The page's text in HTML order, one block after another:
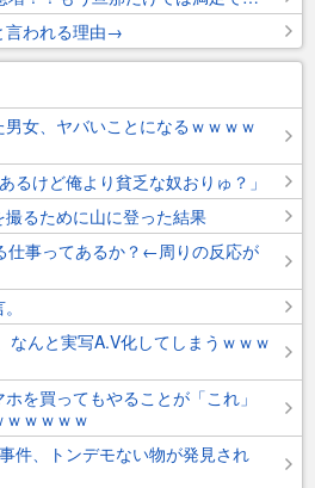
言われる理由→
女、ヤバいことになるｗｗｗｗ
るけど俺より貧乏な奴おりゅ？」
るために山に登った結果
仕事ってあるか？←周りの反応が
なんと実写A.V化してしまうｗｗｗ
を買ってもやることが「これ」
ｗｗｗｗ
件、トンデモない物が発見され